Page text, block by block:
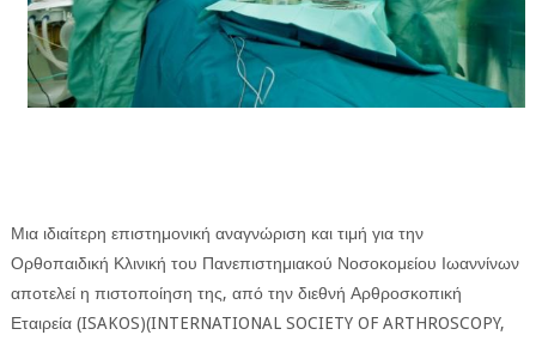
ΙΟΝΙΑ ΝΗΣΙΑ
ΚΑΙ ΕΛΛΑΔΑ
ΤΕΧΝΟΛΟΓΙΑ
ΔΙΕΘΝΗ
Μια ιδιαίτερη επιστημονική αναγνώριση και τιμή για την
Ορθοπαιδική Κλινική του Πανεπιστημιακού Νοσοκομείου Ιωαννίνων
αποτελεί η πιστοποίηση της, από την διεθνή Αρθροσκοπική
Εταιρεία (ISAKOS)(INTERNATIONAL SOCIETY OF ARTHROSCOPY,